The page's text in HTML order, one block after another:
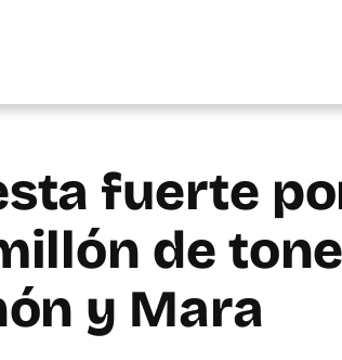
fuerte
de
y Mara